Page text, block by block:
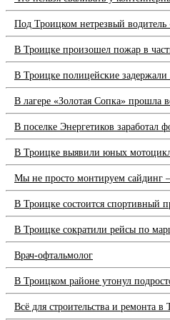
Под Троицком нетрезвый
В Троицке произошел пожар в
В Троицке полицейские
В лагере «Золотая Сопка» прошла
В поселке Энергетиков заработал
В Троицке выявили юных
Мы не просто монтируем сайдинг
В Троицке состоится спортивный
В Троицке сократили рейсы по
Врач-офтальмолог
В Троицком районе утонул
Всё для строительства и ремонта в